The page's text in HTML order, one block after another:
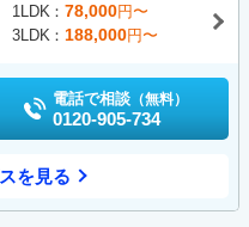
1LDK 78,000円〜
3LDK 188,000円〜
電話で相談 （無料）
0120-905-734
を見る